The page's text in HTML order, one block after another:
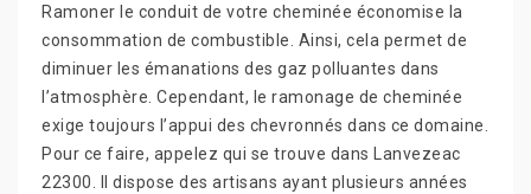
Ramoner le conduit de votre cheminée économise la
consommation de combustible. Ainsi, cela permet de
diminuer les émanations des gaz polluantes dans
l’atmosphère. Cependant, le ramonage de cheminée
exige toujours l’appui des chevronnés dans ce domaine.
Pour ce faire, appelez qui se trouve dans Lanvezeac
22300. Il dispose des artisans ayant plusieurs années